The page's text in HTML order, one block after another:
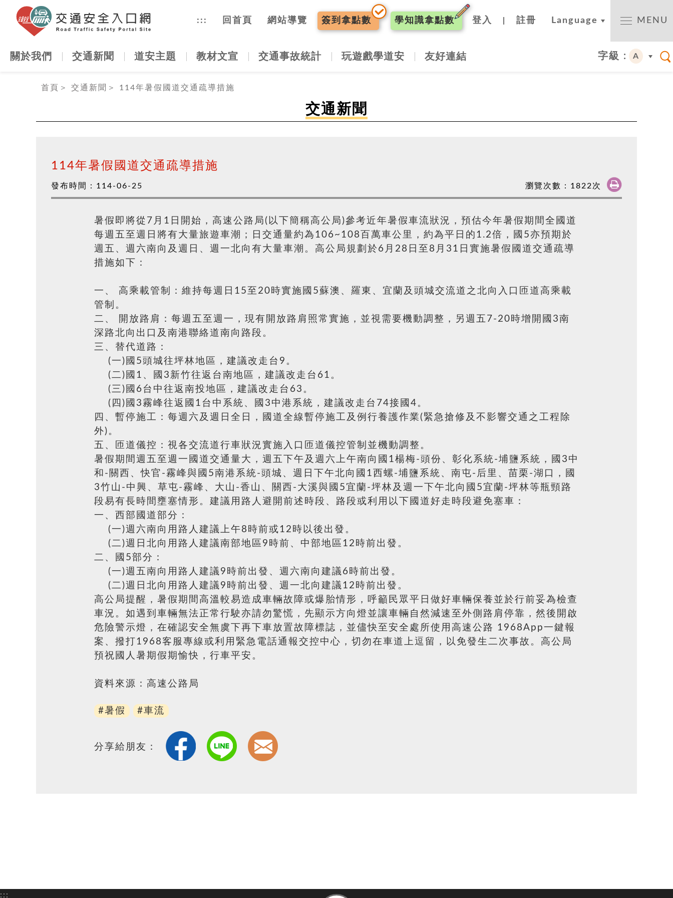
交通安全入口網
::: 回首頁 網站導覽 簽到 拿點數 學知識拿點數 登入 註冊 Language MENU
關於我們 交通新聞 道安主題 教材文宣 交通事故統計 玩遊戲學道安 友好連結 字級 : A
首頁 ＞ 交通新聞 ＞ 114年暑假國道交通疏導措施
交通新聞
114年暑假國道交通疏導措施
發布時間： 114-06-25 瀏覽次數： 1822次
暑假即將從7月1日開始，高速公路局(以下簡稱高公局)參考近年暑假車流狀況，預估今年暑假期間全國道
每週五至週日將有大量旅遊車潮；日交通量約為106~108百萬車公里，約為平日的1.2倍，國5亦預期於
週五、週六南向及週日、週一北向有大量車潮。高公局規劃於6月28日至8月31日實施暑假國道交通疏導
措施如下：
一、 高乘載管制：維持每週日15至20時實施國5蘇澳、羅東、宜蘭及頭城交流道之北向入口匝道高乘載
管制。
二、 開放路肩：每週五至週一，現有開放路肩照常實施，並視需要機動調整，另週五7-20時增開國3南
深路北向出口及南港聯絡道南向路段。
三、替代道路：
(一)國5頭城往坪林地區，建議改走台9。
(二)國1、國3新竹往返台南地區，建議改走台61。
(三)國6台中往返南投地區，建議改走台63。
(四)國3霧峰往返國1台中系統、國3中港系統，建議改走台74接國4。
四、暫停施工：每週六及週日全日，國道全線暫停施工及例行養護作業(緊急搶修及不影響交通之工程除
外)。
五、匝道儀控：視各交流道行車狀況實施入口匝道儀控管制並機動調整。
暑假期間週五至週一國道交通量大，週五下午及週六上午南向國1楊梅-頭份、彰化系統-埔鹽系統，國3中
和-關西、快官-霧峰與國5南港系統-頭城、週日下午北向國1西螺-埔鹽系統、南屯-后里、苗栗-湖口，國
3竹山-中興、草屯-霧峰、大山-香山、關西-大溪與國5宜蘭-坪林及週一下午北向國5宜蘭-坪林等瓶頸路
段易有長時間壅塞情形。建議用路人避開前述時段、路段或利用以下國道好走時段避免塞車：
一、西部國道部分：
(一)週六南向用路人建議上午8時前或12時以後出發。
(二)週日北向用路人建議南部地區9時前、中部地區12時前出發。
二、國5部分：
(一)週五南向用路人建議9時前出發、週六南向建議6時前出發。
(二)週日北向用路人建議9時前出發、週一北向建議12時前出發。
高公局提醒，暑假期間高溫較易造成車輛故障或爆胎情形，呼籲民眾平日做好車輛保養並於行前妥為檢查
車況。如遇到車輛無法正常行駛亦請勿驚慌，先顯示方向燈並讓車輛自然減速至外側路肩停靠，然後開啟
危險警示燈，在確認安全無虞下再下車放置故障標誌，並儘快至安全處所使用高速公路 1968App一鍵報
案、撥打1968客服專線或利用緊急電話通報交控中心，切勿在車道上逗留，以免發生二次事故。高公局
預祝國人暑期假期愉快，行車平安。
資料來源：高速公路局
#暑假 #車流
分享給朋友：
:::